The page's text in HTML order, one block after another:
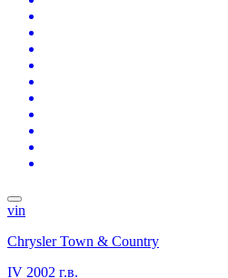
vin
Chrysler Town & Country
IV 2002 г.в.